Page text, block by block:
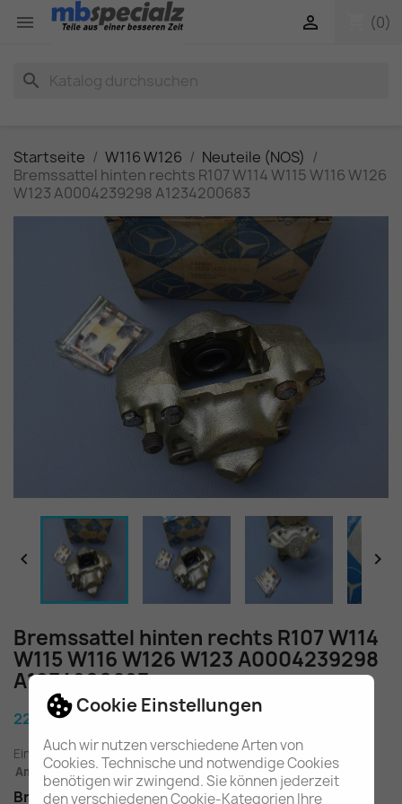
Cookie Einstellungen
Auch wir nutzen verschiedene Arten von
Cookies. Technische und notwendige Cookies
benötigen wir zwingend. Sie können jederzeit
den verschiedenen Cookie-Kategorien Ihre
 (0)

search
Startseite W116 W126
Neuteile (NOS)
Bremssattel hinten rechts R107 W114 W115 W116 W126
W123 A0004239298 A1234200683
 
Bremssattel hinten rechts R107 W114
W115 W116 W126 W123 A0004239298
A1234200683
225,80 €
Einschl. gesetzl. MwSt.
zuzügl. Versandkosten
Am Lager - In 2-3 Tagen bei Ihnen (Inland)
Bremssattel hinten rechts